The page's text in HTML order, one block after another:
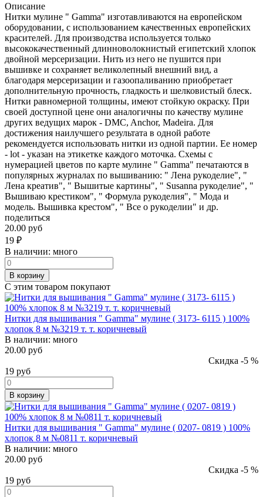
Описание
Нитки мулине " Gamma" изготавливаются на европейском
оборудовании, с использованием качественных европейских
красителей. Для производства используется только
высококачественный длинноволокнистый египетский хлопок
двойной мерсеризации. Нить из него не пушится при
вышивке и сохраняет великолепный внешний вид, а
благодаря мерсеризации и газоопаливанию приобретает
дополнительную прочность, гладкость и шелковистый блеск.
Нитки равномерной толщины, имеют стойкую окраску. При
своей доступной цене они аналогичны по качеству мулине
других ведущих марок - DMC, Anchor, Madeira. Для
достижения наилучшего результата в одной работе
рекомендуется использовать нитки из одной партии. Ее номер
- lot - указан на этикетке каждого моточка. Схемы с
нумерацией цветов по карте мулине " Gamma" печатаются в
популярных журналах по вышиванию: " Лена рукоделие", "
Лена креатив", " Вышитые картины", " Susanna рукоделие", "
Вышиваю крестиком", " Формула рукоделия", " Мода и
модель. Вышивка крестом", " Все о рукоделии" и др.
поделиться
20.00 руб
19 ₽
В наличии: много
В корзину
С этим товаром покупают
Нитки для вышивания " Gamma" мулине ( 3173- 6115 ) 100%
хлопок 8 м №3219 т. т. коричневый
В наличии: много
20.00 руб
Скидка -5 %
19 руб
В корзину
Нитки для вышивания " Gamma" мулине ( 0207- 0819 ) 100%
хлопок 8 м №0811 т. коричневый
В наличии: много
20.00 руб
Скидка -5 %
19 руб